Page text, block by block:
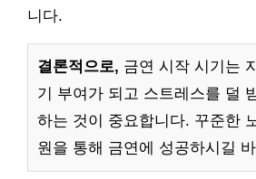
니다.
결론적으로, 금연 시작 시기는
기 부여가 되고 스트레스를 덜
하는 것이 중요합니다. 꾸준한
원을 통해 금연에 성공하시길